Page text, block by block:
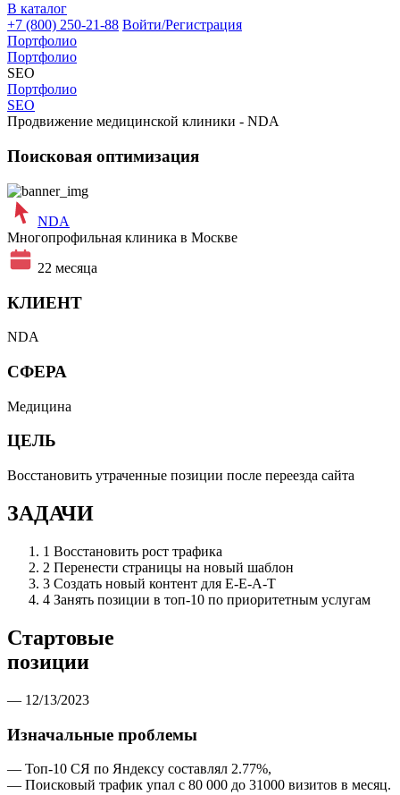
В каталог
+7 (800) 250-21-88 Войти/Регистрация
Портфолио
Портфолио
SEO
Портфолио
SEO
Продвижение медицинской клиники - NDA
Поисковая оптимизация
NDA
Многопрофильная клиника в Москве
22 месяца
КЛИЕНТ
NDA
СФЕРА
Медицина
ЦЕЛЬ
Восстановить утраченные позиции после переезда сайта
ЗАДАЧИ
1 Восстановить рост трафика
2 Перенести страницы на новый шаблон
3 Создать новый контент для E-E-A-T
4 Занять позиции в топ-10 по приоритетным услугам
Стартовые
позиции
— 12/13/2023
Изначальные проблемы
— Топ-10 СЯ по Яндексу составлял 2.77%,
— Поисковый трафик упал с 80 000 до 31000 визитов в месяц.